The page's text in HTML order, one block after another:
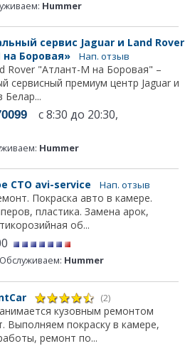
Hummer
сервис Jaguar и Land Rover
Боровая»
Нап. отзыв
Rover "Атлант-М на Боровая" –
сервисный премиум центр Jaguar и
Белар...
с 8:30 до 20:30,
Hummer
СТО avi-service Нап. отзыв
Покраска авто в камере.
пластика. Замена арок,
об...
Обслуживаем: Hummer
(2)
кузовным ремонтом
Выполняем покраску в камере,
ремонт по...